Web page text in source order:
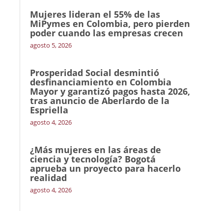
Mujeres lideran el 55% de las
MiPymes en Colombia, pero pierden
poder cuando las empresas crecen
agosto 5, 2026
Prosperidad Social desmintió
desfinanciamiento en Colombia
Mayor y garantizó pagos hasta 2026,
tras anuncio de Aberlardo de la
Espriella
agosto 4, 2026
¿Más mujeres en las áreas de
ciencia y tecnología? Bogotá
aprueba un proyecto para hacerlo
realidad
agosto 4, 2026